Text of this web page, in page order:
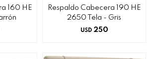
160 HE
Respaldo Cabecera 190 HE
2650 Tela - Gris
USD 250